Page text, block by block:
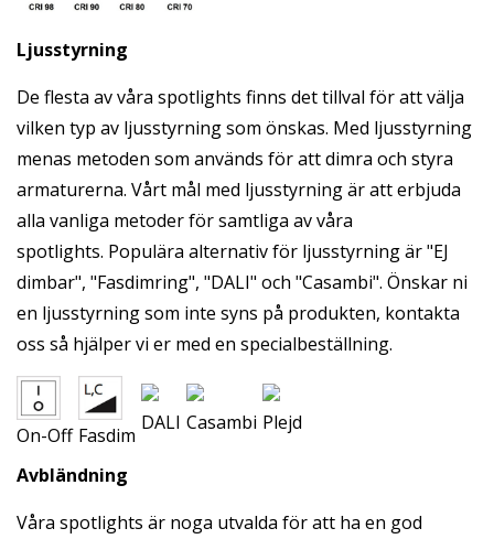
Ljusstyrning
De flesta av våra spotlights finns det tillval för att välja
vilken typ av ljusstyrning som önskas. Med ljusstyrning
menas metoden som används för att dimra och styra
armaturerna. Vårt mål med ljusstyrning är att erbjuda
alla vanliga metoder för samtliga av våra
spotlights. Populära alternativ för ljusstyrning är "EJ
dimbar", "Fasdimring", "DALI" och "Casambi". Önskar ni
en ljusstyrning som inte syns på produkten, kontakta
oss så hjälper vi er med en specialbeställning.
On-Off Fasdim
DALI Casambi Plejd
Avbländning
Våra spotlights är noga utvalda för att ha en god